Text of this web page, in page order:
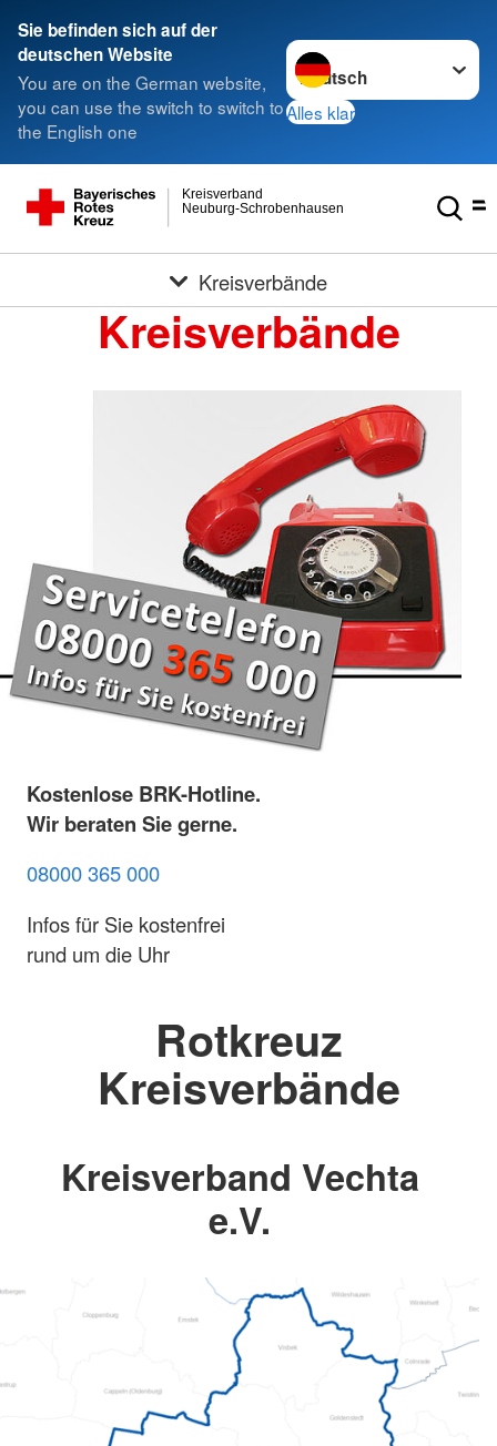
Sie befinden sich auf der
deutschen Website
You are on the German website,
you can use the switch to switch to
the English one
Sprache wechseln zu
Alles klar
Neuburg-Schrobenhausen
Kreisverband
Kreisverbände
Kreisverbände
Kostenlose BRK-Hotline.
Wir beraten Sie gerne.
08000 365 000
Infos für Sie kostenfrei
rund um die Uhr
Rotkreuz
Kreisverbände
Kreisverband Vechta
e.V.